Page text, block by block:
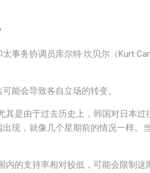
事务协调员库尔特·坎贝尔（Kurt
能会导致各自立场的转变。
其是由于过去历史上，韩国对日本
现，就像几个星期前的情况一样。
内的支持率相对较低，可能会限制